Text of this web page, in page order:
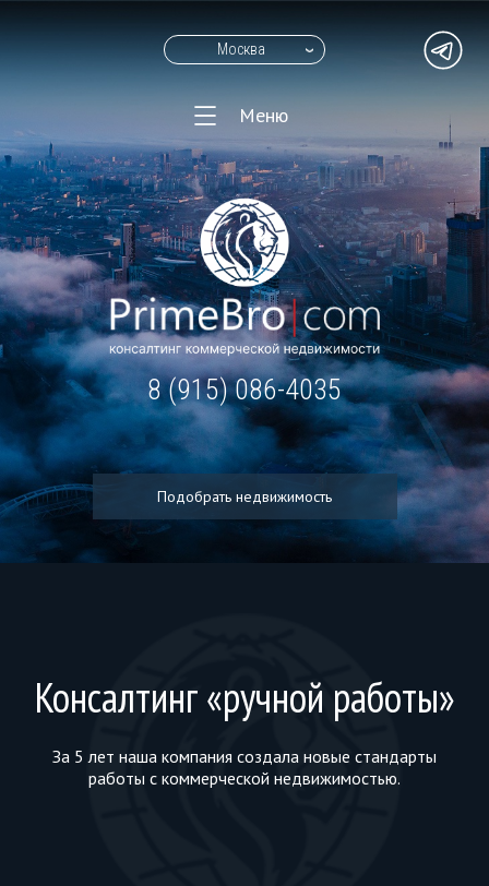
Москва
Меню
8 (915) 086-4035
Подобрать недвижимость
Консалтинг «ручной работы»
За 5 лет наша компания создала новые стандарты
работы с коммерческой недвижимостью.